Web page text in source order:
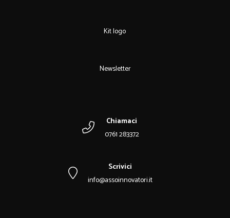
Kit logo
Newsletter
Chiamaci
0761 283372
Scrivici
info@assoinnovatori.it